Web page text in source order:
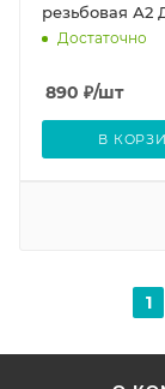
резьбовая А2
Достаточно
890 ₽/шт
В
1